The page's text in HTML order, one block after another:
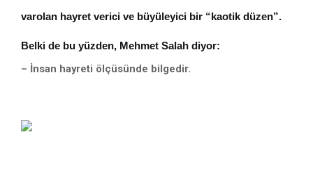
varolan hayret verici ve büyüleyici bir “kaotik düzen”.
Belki de bu yüzden, Mehmet Salah diyor:
– İnsan hayreti ölçüsünde bilgedir.